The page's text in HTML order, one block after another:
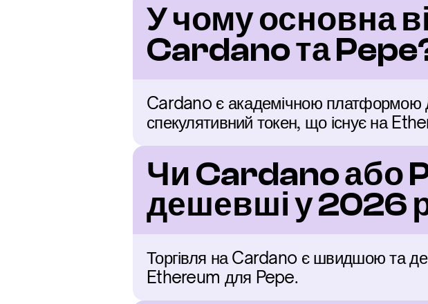
У чому основна
Cardano та
Cardano є академічною платформою
спекулятивний токен, що існує на
Чи Cardano або
дешевші у 2026
Торгівля на Cardano є швидшою та
Ethereum для Pepe.